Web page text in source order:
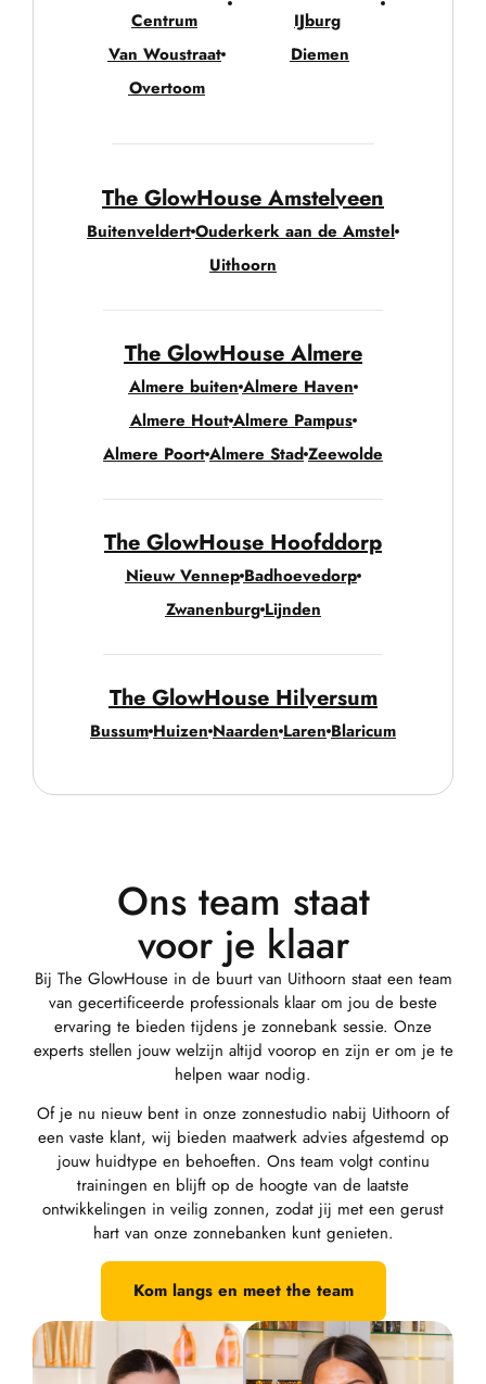
Centrum
Van Woustraat
Overtoom
IJburg
Diemen
The GlowHouse Amstelveen
BuitenveldertOuderkerk aan de Amstel
Uithoorn
The GlowHouse Almere
Almere buiten Almere Haven
Almere HoutAlmere Pampus
Almere PoortAlmere StadZeewolde
The GlowHouse Hoofddorp
Nieuw VennepBadhoevedorp
ZwanenburgLijnden
The GlowHouse Hilversum
Bussum Huizen Naarden Laren Blaricum
Ons team staat
voor je klaar
Bij The GlowHouse in de buurt van Uithoorn staat een team
van gecertificeerde professionals klaar om jou de beste
ervaring te bieden tijdens je zonnebank sessie. Onze
experts stellen jouw welzijn altijd voorop en zijn er om je te
helpen waar nodig.
Of je nu nieuw bent in onze zonnestudio nabij Uithoorn of
een vaste klant, wij bieden maatwerk advies afgestemd op
jouw huidtype en behoeften. Ons team volgt continu
trainingen en blijft op de hoogte van de laatste
ontwikkelingen in veilig zonnen, zodat jij met een gerust
hart van onze zonnebanken kunt genieten.
Kom langs en meet the team